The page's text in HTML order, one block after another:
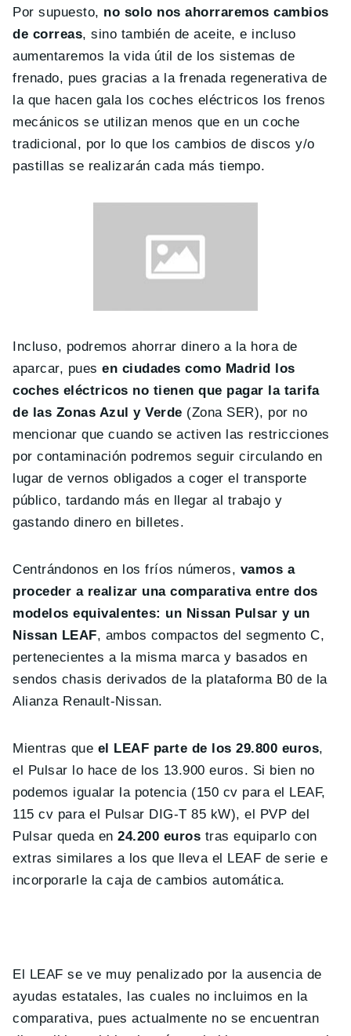
Por supuesto, no solo nos ahorraremos cambios
de correas, sino también de aceite, e incluso
aumentaremos la vida útil de los sistemas de
frenado, pues gracias a la frenada regenerativa de
la que hacen gala los coches eléctricos los frenos
mecánicos se utilizan menos que en un coche
tradicional, por lo que los cambios de discos y/o
pastillas se realizarán cada más tiempo.
Incluso, podremos ahorrar dinero a la hora de
aparcar, pues en ciudades como Madrid los
coches eléctricos no tienen que pagar la tarifa
de las Zonas Azul y Verde (Zona SER), por no
mencionar que cuando se activen las restricciones
por contaminación podremos seguir circulando en
lugar de vernos obligados a coger el transporte
público, tardando más en llegar al trabajo y
gastando dinero en billetes.
Centrándonos en los fríos números, vamos a
proceder a realizar una comparativa entre dos
modelos equivalentes: un Nissan Pulsar y un
Nissan LEAF, ambos compactos del segmento C,
pertenecientes a la misma marca y basados en
sendos chasis derivados de la plataforma B0 de la
Alianza Renault-Nissan.
Mientras que el LEAF parte de los 29.800 euros,
el Pulsar lo hace de los 13.900 euros. Si bien no
podemos igualar la potencia (150 cv para el LEAF,
115 cv para el Pulsar DIG-T 85 kW), el PVP del
Pulsar queda en24.200 euros tras equiparlo con
extras similares a los que lleva el LEAF de serie e
incorporarle la caja de cambios automática.
El LEAF se ve muy penalizado por la ausencia de
ayudas estatales, las cuales no incluimos en la
comparativa, pues actualmente no se encuentran